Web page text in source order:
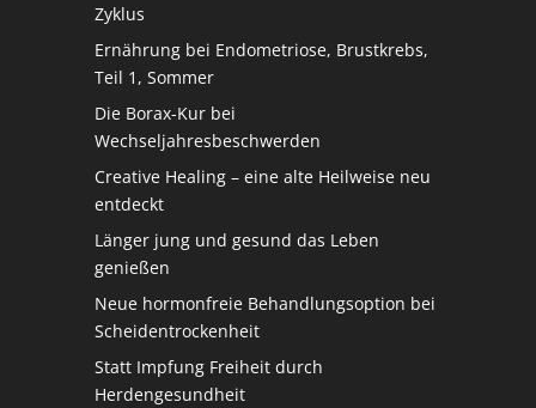
Zyklus
Ernährung bei Endometriose, Brustkrebs,
Teil 1, Sommer
Die Borax-Kur bei
Wechseljahresbeschwerden
Creative Healing – eine alte Heilweise neu
entdeckt
Länger jung und gesund das Leben
genießen
Neue hormonfreie Behandlungsoption bei
Scheidentrockenheit
Statt Impfung Freiheit durch
Herdengesundheit